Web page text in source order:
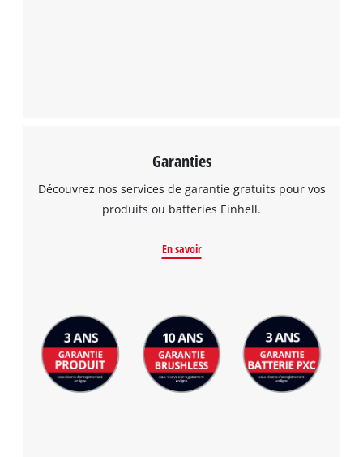
Garanties
Découvrez nos services de garantie gratuits pour vos
produits ou batteries Einhell.
En savoir